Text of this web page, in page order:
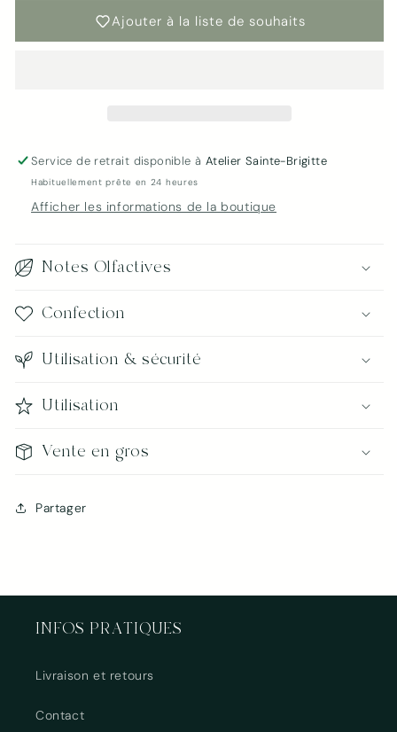
|
Ajouter à la liste de souhaits
Service de retrait disponible à Atelier Sainte-Brigitte
Habituellement prête en 24 heures
Afficher les informations de la boutique
Notes Olfactives
Confection
Utilisation & sécurité
Utilisation
Vente en gros
Partager
INFOS PRATIQUES
Livraison et retours
Contact
Connectez-vous à votre compte pour ajouter
vos articles précédemment enregistrés.